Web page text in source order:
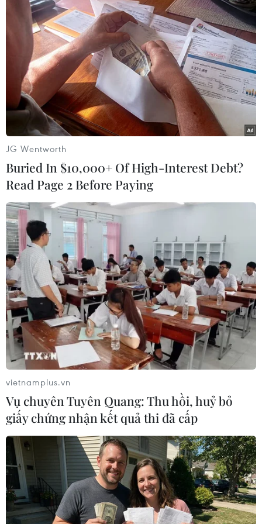
TIN LIÊN QUAN
5 quốc gia châu Âu yêu cầu áp thuế nhập
khẩu với ngũ cốc Ukraine
15/01/2024 23:23
Bộ trưởng Nông nghiệp các nước Bulgaria, Ba Lan,
Hungary, Romania và Slovakia đã gửi thư tới EC yêu
cầu áp thuế nhập khẩu với ngũ cốc Ukraine để bảo vệ
thị trường của các quốc gia này.
JG Wentworth
Buried In $10,000+ Of High-Interest Debt?
Read Page 2 Before Paying
vietnamplus.vn
Vụ chuyên Tuyên Quang: Thu hồi, huỷ bỏ
giấy chứng nhận kết quả thi đã cấp